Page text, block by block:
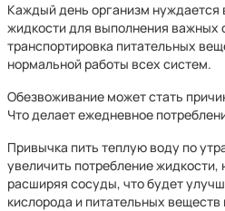
Каждый день организм нуждается
жидкости для выполнения важных
транспортировка питательных
нормальной работы всех систем.
Обезвоживание может стать
Что делает ежедневное
Привычка пить теплую воду по
увеличить потребление жидкости,
расширяя сосуды, что будет
кислорода и питательных веществ